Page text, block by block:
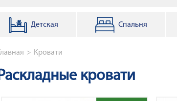
Детская Спальня
навигации
Кровати
кровати